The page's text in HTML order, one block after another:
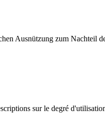
Ausnützung zum Nachteil
sur le degré